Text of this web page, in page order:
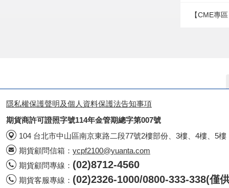
【CME專
隱私權保護聲明及個人資料保護法告知事項
期貨商許可證照字號114年金管期總字第007號
104 台北市中山區南京東路二段77號2樓部份、3樓、4樓、5樓
期貨顧問信箱： ycpf2100@yuanta.com
期貨顧問專線： (02)8712-4560
期貨客服專線： (02)2326-1000/0800-333-338(僅